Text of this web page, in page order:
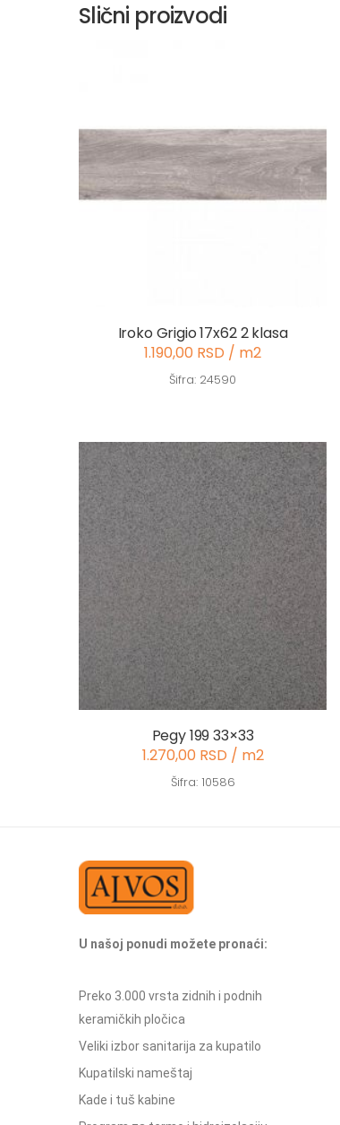
Slični proizvodi
Iroko Grigio 17x62 2 klasa
1.190,00 RSD / m2
Šifra: 24590
Pegy 199 33×33
1.270,00 RSD / m2
Šifra: 10586
U našoj ponudi možete pronaći:
Preko 3.000 vrsta zidnih i podnih
keramičkih pločica
Veliki izbor sanitarija za kupatilo
Kupatilski nameštaj
Kade i tuš kabine